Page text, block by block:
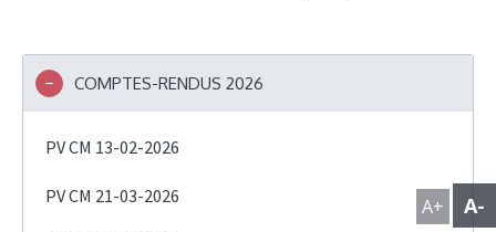
A+ A-
COMPTES-RENDUS 2026
PV CM 13-02-2026
PV CM 21-03-2026